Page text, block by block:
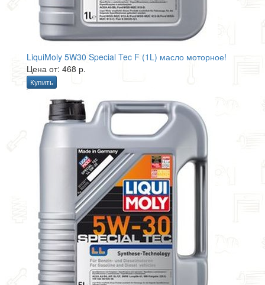
LiquiMoly 5W30 Special Tec F (1L) масло моторное!
Цена от: 468 р.
Купить